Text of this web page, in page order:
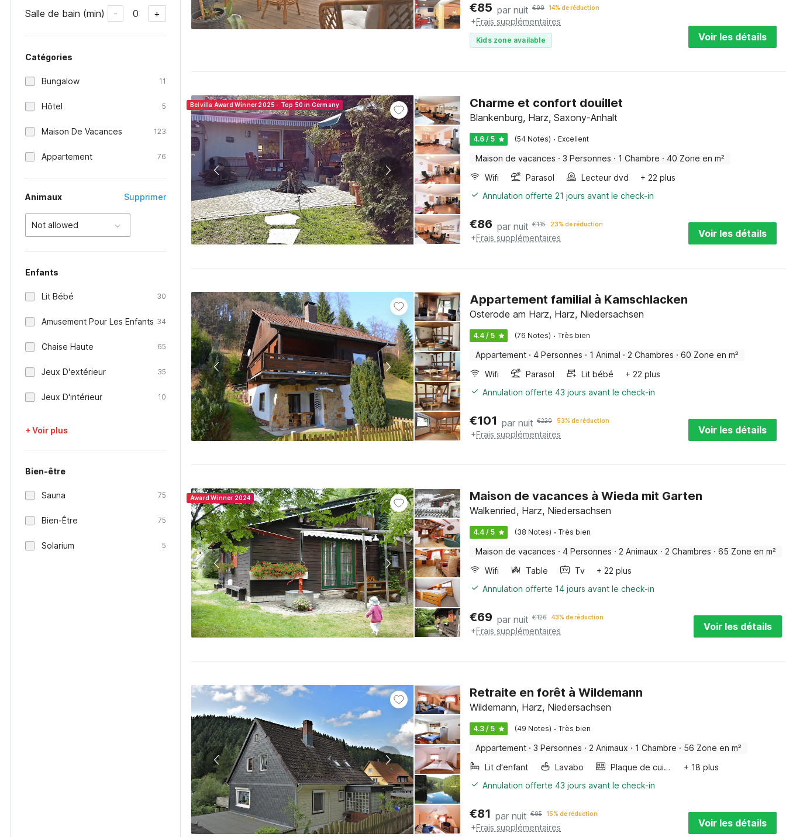
Salle de bain (min) - 0 +
Catégories
Bungalow 11
Hôtel 5
Maison De Vacances 123
Appartement 76
Animaux Supprimer
Not allowed
Enfants
Lit Bébé 30
Amusement Pour Les Enfants 34
Chaise Haute 65
Jeux D'extérieur 35
Jeux D'intérieur 10
+ Voir plus
Bien-être
Sauna 75
Bien-Être 75
Solarium 5
€85 par nuit €99 14% de réduction
+Frais supplémentaires
Kids zone available Voir les détails
Belvilla Award Winner 2025 - Top 50 in Germany Charme et confort douillet
Blankenburg, Harz, Saxony-Anhalt
4.6 / 5 (54 Notes) · Excellent
Maison de vacances · 3 Personnes · 1 Chambre · 40 Zone en m²
Wifi
Parasol Lecteur dvd
+ 22 plus
Annulation offerte 21 jours avant le check-in
€86 par nuit €115 23% de réduction
+Frais supplémentaires Voir les détails
Appartement familial à Kamschlacken
Osterode am Harz, Harz, Niedersachsen
4.4 / 5 (76 Notes) · Très bien
Appartement · 4 Personnes · 1 Animal · 2 Chambres · 60 Zone en m²
Wifi
Parasol Lit bébé
+ 22 plus
Annulation offerte 43 jours avant le check-in
€101 par nuit €220 53% de réduction
+Frais supplémentaires Voir les détails
Award Winner 2024 Maison de vacances à Wieda mit Garten
Walkenried, Harz, Niedersachsen
4.4 / 5 (38 Notes) · Très bien
Maison de vacances · 4 Personnes · 2 Animaux · 2 Chambres · 65 Zone en m²
Wifi
Table Tv
+ 22 plus
Annulation offerte 14 jours avant le check-in
€69 par nuit €126 43% de réduction
+Frais supplémentaires Voir les détails
Retraite en forêt à Wildemann
Wildemann, Harz, Niedersachsen
4.3 / 5 (49 Notes) · Très bien
Appartement · 3 Personnes · 2 Animaux · 1 Chambre · 56 Zone en m²
Lit d'enfant
Lavabo Plaque de cuisson
+ 18 plus
Annulation offerte 43 jours avant le check-in
€81 par nuit €95 15% de réduction
+Frais supplémentaires Voir les détails